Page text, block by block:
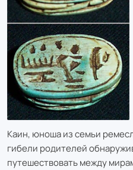
Каин, юноша из семьи
гибели родителей
путешествовать между